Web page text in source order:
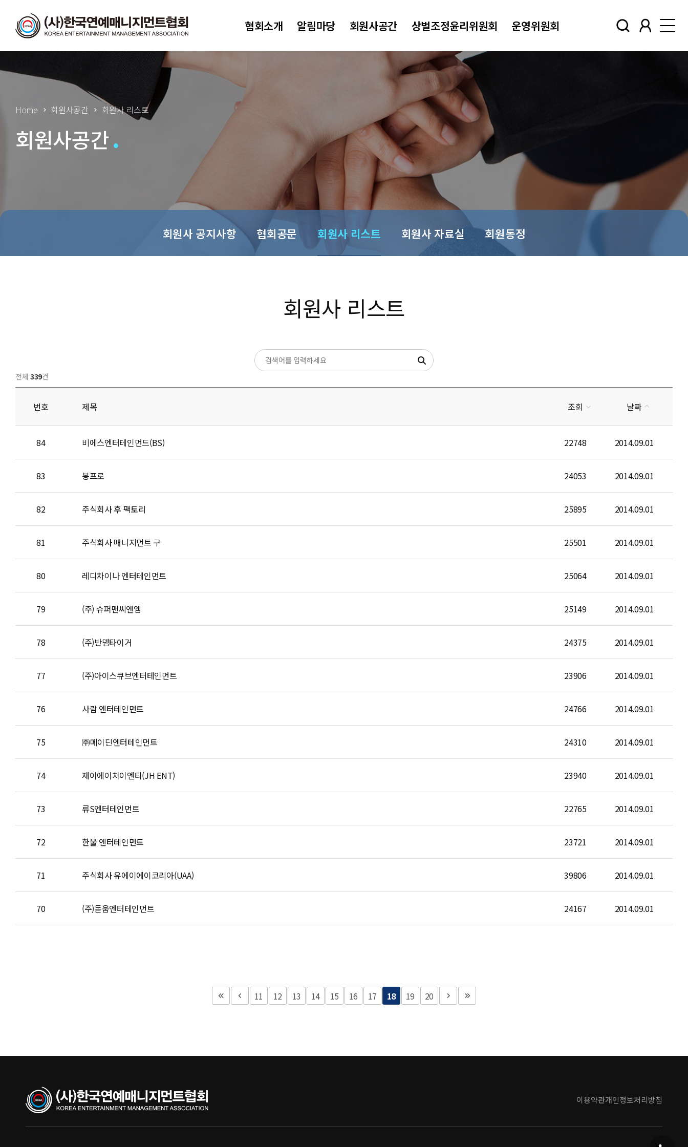
협회소개 알림마당 회원사공간 상벌조정윤리위원회 운영위원회
Home 회원사공간 회원사 리스트
회원사공간
회원사 공지사항 협회공문 회원사 리스트 회원사 자료실 회원동정
회원사 리스트
전체339건
번호 제목 조회 날짜
84 비에스엔터테인먼드(BS) 22748 2014.09.01
83 봉프로 24053 2014.09.01
82 주식회사 후 팩토리 25895 2014.09.01
81 주식회사 매니지먼트 구 25501 2014.09.01
80 레디차이나 엔터테인먼트 25064 2014.09.01
79 (주) 슈퍼맨씨엔엠 25149 2014.09.01
78 (주)반뎀타이거 24375 2014.09.01
77 (주)아이스큐브엔터테인먼트 23906 2014.09.01
76 사람 엔터테인먼트 24766 2014.09.01
75 ㈜메이딘엔터테인먼트 24310 2014.09.01
74 제이에이치이엔티(JH ENT) 23940 2014.09.01
73 류S엔터테인먼트 22765 2014.09.01
72 한울 엔터테인먼트 23721 2014.09.01
71 주식회사 유에이에이코리아(UAA) 39806 2014.09.01
70 (주)돋움엔터테인먼트 24167 2014.09.01
11 12 13 14 15 16 17 18 19 20
이용약관개인정보처리방침